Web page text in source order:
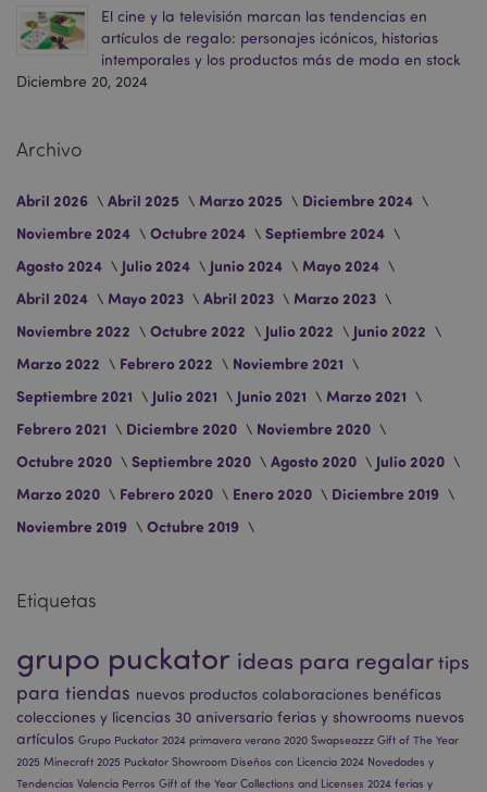
El cine y la televisión marcan las tendencias en
artículos de regalo: personajes icónicos, historias
intemporales y los productos más de moda en stock
Diciembre 20, 2024
Archivo
Abril 2026 Abril 2025 Marzo 2025
Diciembre 2024
Noviembre 2024
Octubre 2024
Septiembre 2024
Agosto 2024
Julio 2024 Junio 2024
Mayo 2024
Abril 2024
Mayo 2023 Abril 2023
Marzo 2023
Noviembre 2022
Octubre 2022 Julio 2022
Junio 2022
Marzo 2022
Febrero 2022
Noviembre 2021
Septiembre 2021
Julio 2021 Junio 2021
Marzo 2021
Febrero 2021
Diciembre 2020
Noviembre 2020
Octubre 2020
Septiembre 2020 Agosto 2020
Julio 2020
Marzo 2020
Febrero 2020 Enero 2020
Diciembre 2019
Noviembre 2019
Octubre 2019
Etiquetas
grupo puckator ideas para regalartips
para tiendas nuevos productos colaboraciones benéficas
colecciones y licencias 30 aniversario ferias y showrooms nuevos
artículos Grupo Puckator 2024 primavera verano 2020 Swapseazzz Gift of The Year
2025 Minecraft 2025 Puckator Showroom Diseños con Licencia 2024 Novedades y
Tendencias Valencia Perros Gift of the Year Collections and Licenses 2024 ferias y